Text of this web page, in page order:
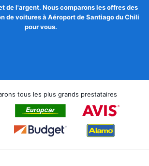
de l'argent. Nous comparons les offres des
de voitures à Aéroport de Santiago du Chili
pour vous.
tous les plus grands prestataires